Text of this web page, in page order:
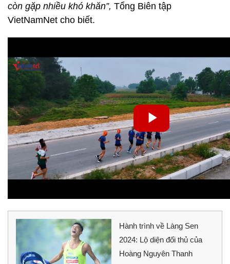
còn gặp nhiều khó khăn”, Tổng Biên tập
VietNamNet cho biết.
Hành trình về Làng Sen
2024: Lộ diện đối thủ của
Hoàng Nguyên Thanh